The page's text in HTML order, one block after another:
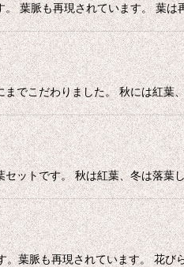
葉脈も再現されています。 葉
までこだわりました。 秋には紅葉
ットです。 秋は紅葉、冬は落葉
葉脈も再現されています。 花び